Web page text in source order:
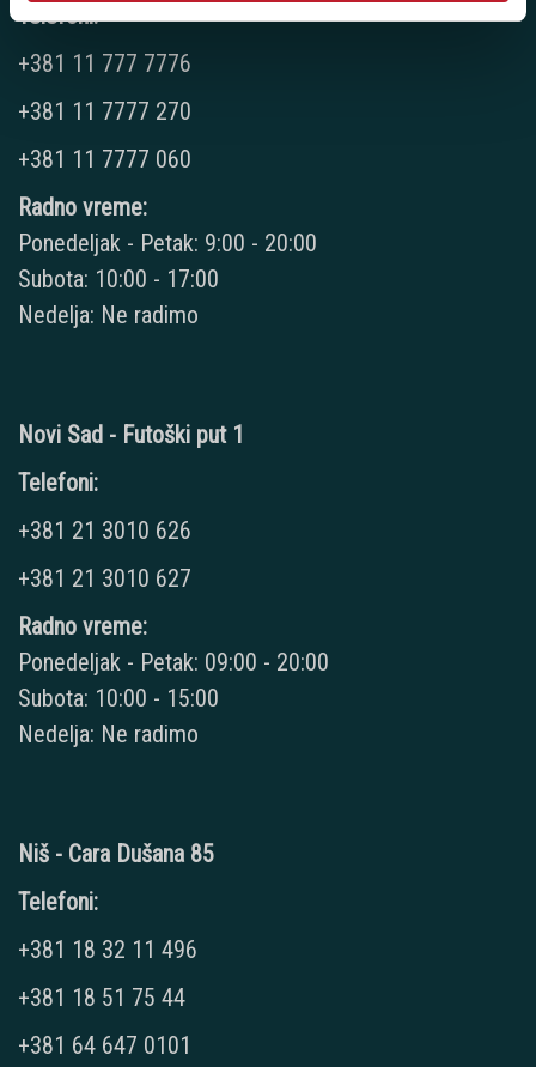
Telefoni:
+381 11 777 7776
+381 11 7777 270
+381 11 7777 060
Radno vreme:
Ponedeljak - Petak: 9:00 - 20:00
Subota: 10:00 - 17:00
Nedelja: Ne radimo
Novi Sad - Futoški put 1
Telefoni:
+381 21 3010 626
+381 21 3010 627
Radno vreme:
Ponedeljak - Petak: 09:00 - 20:00
Subota: 10:00 - 15:00
Nedelja: Ne radimo
Niš - Cara Dušana 85
Telefoni:
+381 18 32 11 496
+381 18 51 75 44
+381 64 647 0101